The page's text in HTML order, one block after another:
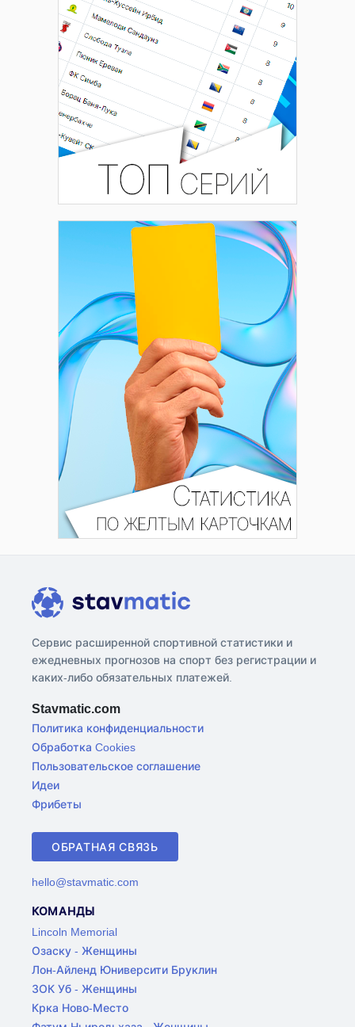
Сервис расширенной спортивной статистики и
ежедневных прогнозов на спорт без регистрации и
каких-либо обязательных платежей.
Stavmatic.com
Политика конфиденциальности
Обработка Cookies
Пользовательское соглашение
Идеи
Фрибеты
ОБРАТНАЯ СВЯЗЬ
hello@stavmatic.com
КОМАНДЫ
Lincoln Memorial
Озаску - Женщины
Лон-Айленд Юниверсити Бруклин
ЗОК Уб - Женщины
Крка Ново-Место